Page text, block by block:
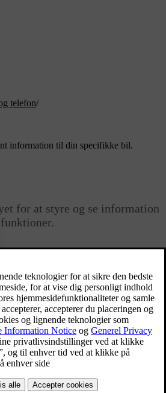
telefon/
information til din specifikke bil.
for at styre og se information
af instrumentbrættet.